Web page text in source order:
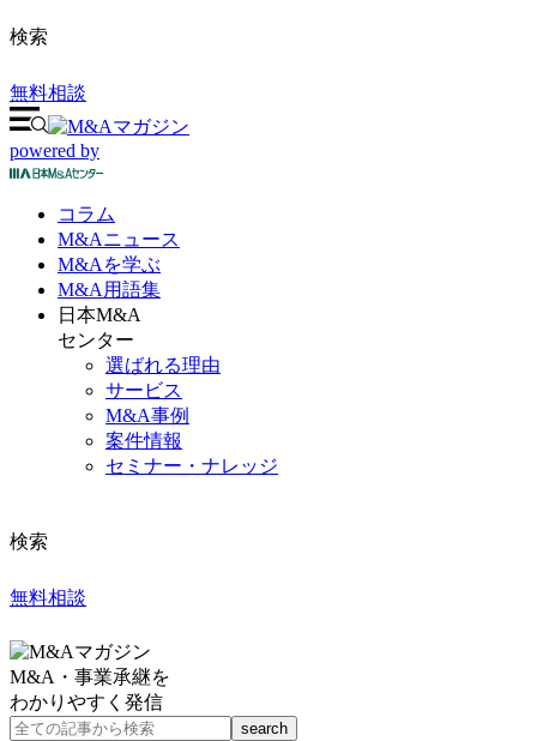
検索
無料相談
powered by
コラム
M&Aニュース
M&Aを学ぶ
M&A 用語集
日本M&A
センター
選ばれる理由
サービス
M&A事例
案件情報
セミナー・ナレッジ
検索
無料相談
M&A・事業承継を
わかりやすく発信